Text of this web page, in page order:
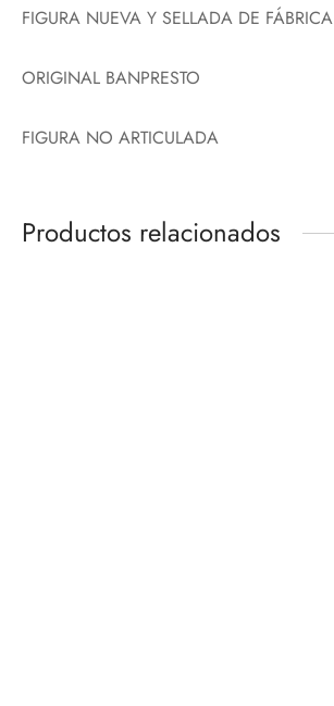
FIGURA NUEVA Y SELLADA DE FÁBRICA
ORIGINAL BANPRESTO
FIGURA NO ARTICULADA
Productos relacionados